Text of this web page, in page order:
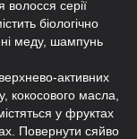
серії
біологічно
меду, шампунь
активних
кокосового масла,
у фруктах
Повернути сяйво